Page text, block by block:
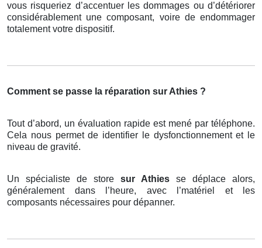
vous risqueriez d’accentuer les dommages ou d’détériorer
considérablement une composant, voire de endommager
totalement votre dispositif.
Comment se passe la réparation sur Athies ?
Tout d’abord, un évaluation rapide est mené par téléphone.
Cela nous permet de identifier le dysfonctionnement et le
niveau de gravité.
Un spécialiste de store sur Athies se déplace alors,
généralement dans l’heure, avec l’matériel et les
composants nécessaires pour dépanner.